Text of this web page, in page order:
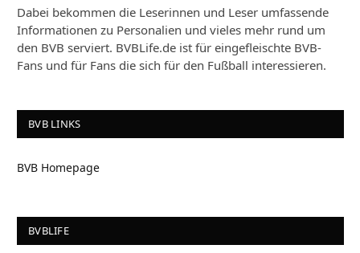
Dabei bekommen die Leserinnen und Leser umfassende
Informationen zu Personalien und vieles mehr rund um
den BVB serviert. BVBLife.de ist für eingefleischte BVB-
Fans und für Fans die sich für den Fußball interessieren.
BVB LINKS
BVB Homepage
BVBLIFE